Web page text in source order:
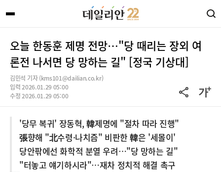
오늘 한동훈 제명 전망…"당 때리는 장외 여
론전 나서면 당 망하는 길" [정국 기상대]
김민석 기자 (kms101@dailian.co.kr)
입력 2026.01.29 05:00
수정 2026.01.29 05:00
'당무 복귀' 장동혁, 韓제명에 "절차 따라 진행"
張향해 "北수령·나치즘" 비판한 韓은 '세몰이'
당안팎에선 화학적 분열 우려…"당 망하는 길"
"터놓고 얘기하시라"…재차 정치적 해결 촉구